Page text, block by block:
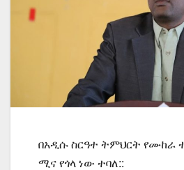
በአዲሱ ስርዓተ ትምህርት የሙከራ
ሚና የጎላ ነው ተባለ::